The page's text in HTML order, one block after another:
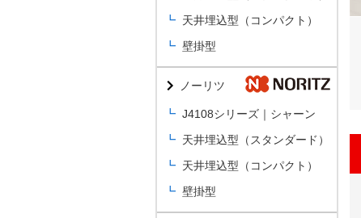
天井埋込型（コンパクト）
壁掛型
ノーリツ
J4108シリーズ｜シャーン
天井埋込型（スタンダード）
天井埋込型（コンパクト）
壁掛型